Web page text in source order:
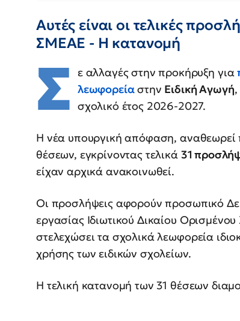
Αυτές είναι οι τελικές
ΣΜΕΑΕ - Η κατανομή
Σ ε αλλαγές στην προκήρυξη για
λεωφορείαστην Ειδική Αγωγή
σχολικό έτος 2026-2027.
Η νέα υπουργική απόφαση, αναθεωρεί
θέσεων, εγκρίνοντας τελικά 31
είχαν αρχικά ανακοινωθεί.
Οι προσλήψεις αφορούν προσωπικό
εργασίας Ιδιωτικού Δικαίου
στελεχώσει τα σχολικά λεωφορεία
χρήσης των ειδικών σχολείων.
Η τελική κατανομή των 31 θέσεων